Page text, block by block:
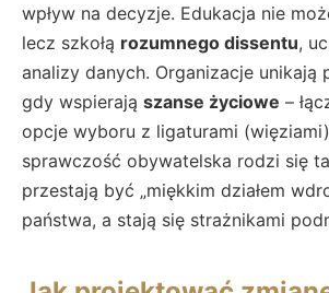
wpływ na decyzje. Edukacja nie
lecz szkołą rozumnego dissentu,
analizy danych. Organizacje unikają
gdy wspierają szanse życiowe –
opcje wyboru z ligaturami
sprawczość obywatelska rodzi się
przestają być „miękkim działem
państwa, a stają się strażnikami